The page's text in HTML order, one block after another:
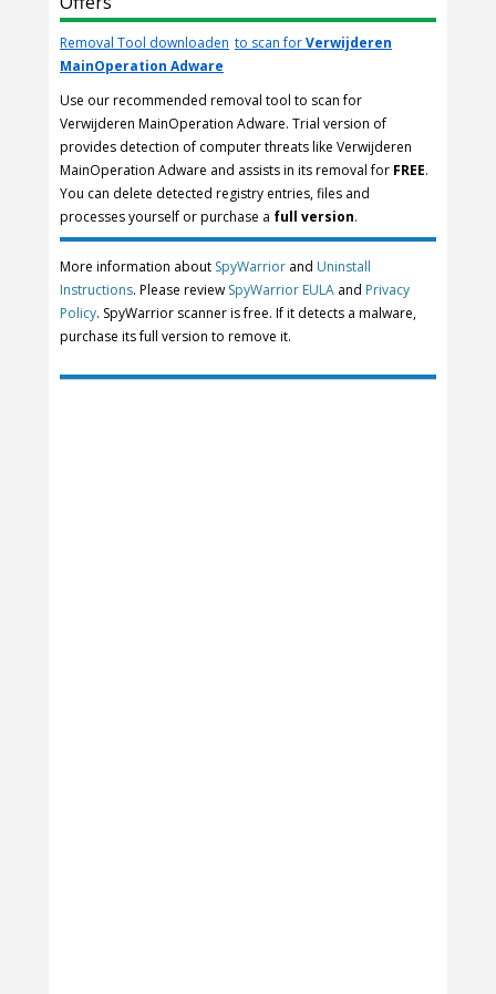
Removal Tool downloaden to scan forVerwijderen
MainOperation Adware
Use our recommended removal tool to scan for
Verwijderen MainOperation Adware. Trial version of
provides detection of computer threats like Verwijderen
MainOperation Adware and assists in its removal for FREE.
You can delete detected registry entries, files and
processes yourself or purchase a full version.
More information about SpyWarrior and Uninstall
Instructions. Please review SpyWarrior EULA and Privacy
Policy. SpyWarrior scanner is free. If it detects a malware,
purchase its full version to remove it.